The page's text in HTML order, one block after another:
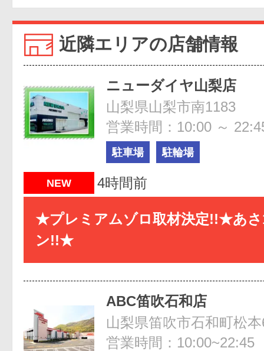
近隣エリアの店舗情報
ニューダイヤ山梨店
山梨県山梨市南1183
営業時間：10:00 ～
駐車場 駐輪場
NEW 4時間前
★プレミアムゾロ取材決定!!★あさ
ン!!★
ABC笛吹石和店
山梨県笛吹市石和町松
営業時間：10:00~22:45